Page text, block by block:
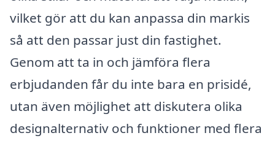
vilket gör att du kan anpassa din markis
så att den passar just din fastighet.
Genom att ta in och jämföra flera
erbjudanden får du inte bara en prisidé,
utan även möjlighet att diskutera olika
designalternativ och funktioner med flera